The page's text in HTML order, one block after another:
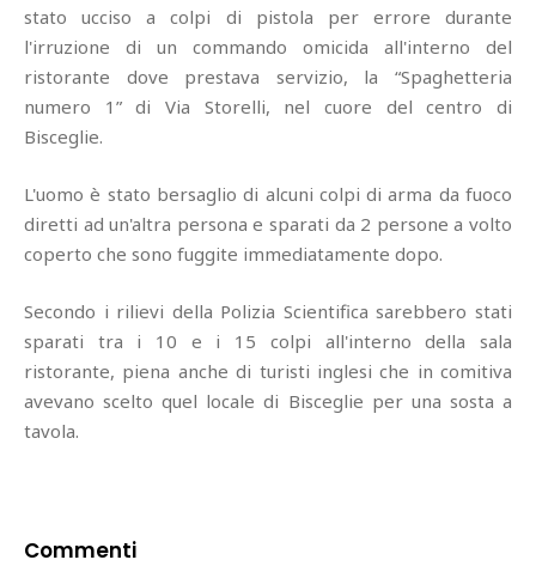
stato ucciso a colpi di pistola per errore durante
l'irruzione di un commando omicida all'interno del
ristorante dove prestava servizio, la “Spaghetteria
numero 1” di Via Storelli, nel cuore del centro di
Bisceglie.
L'uomo è stato bersaglio di alcuni colpi di arma da fuoco
diretti ad un'altra persona e sparati da 2 persone a volto
coperto che sono fuggite immediatamente dopo.
Secondo i rilievi della Polizia Scientifica sarebbero stati
sparati tra i 10 e i 15 colpi all'interno della sala
ristorante, piena anche di turisti inglesi che in comitiva
avevano scelto quel locale di Bisceglie per una sosta a
tavola.
Commenti